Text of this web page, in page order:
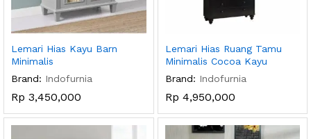
Lemari Hias Kayu Barn
Minimalis
Brand: Indofurnia
Rp 3,450,000
Lemari Hias Ruang Tamu
Minimalis Cocoa Kayu
Brand: Indofurnia
Rp 4,950,000